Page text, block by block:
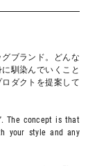
ブランド。どんな
馴染んでいくこと
ダクトを提案して
The concept is that
your style and any